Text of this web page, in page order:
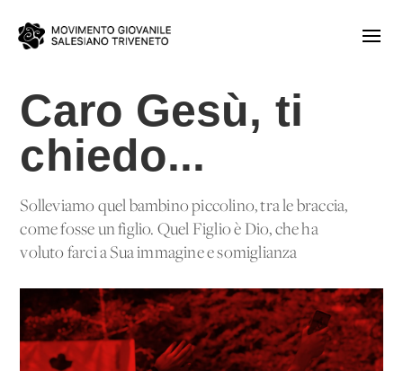
Caro Gesù, ti
chiedo...
Solleviamo quel bambino piccolino, tra le braccia,
come fosse un figlio. Quel Figlio è Dio, che ha
voluto farci a Sua immagine e somiglianza